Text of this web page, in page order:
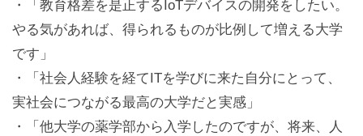
・「教育格差を是正するIoTデバイスの開発をしたい。
やる気があれば、得られるものが比例して増える大学
です」
・「社会人経験を経てITを学びに来た自分にとって、
実社会につながる最高の大学だと実感」
・「他大学の薬学部から入学したのですが、将来、人